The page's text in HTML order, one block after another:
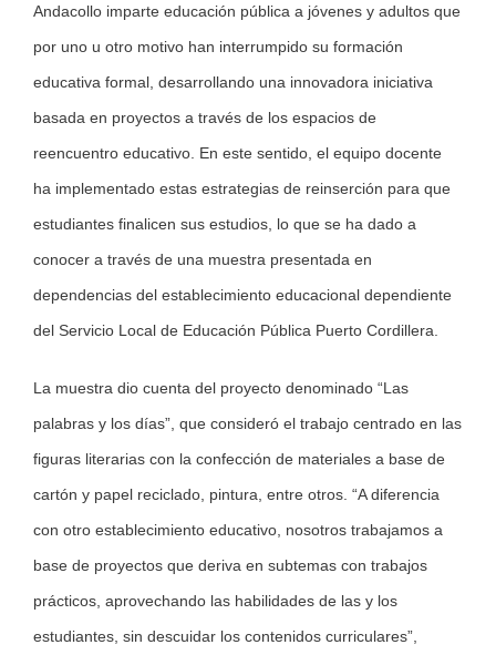
Andacollo imparte educación pública a jóvenes y adultos que
por uno u otro motivo han interrumpido su formación
educativa formal, desarrollando una innovadora iniciativa
basada en proyectos a través de los espacios de
reencuentro educativo. En este sentido, el equipo docente
ha implementado estas estrategias de reinserción para que
estudiantes finalicen sus estudios, lo que se ha dado a
conocer a través de una muestra presentada en
dependencias del establecimiento educacional dependiente
del Servicio Local de Educación Pública Puerto Cordillera.
La muestra dio cuenta del proyecto denominado “Las
palabras y los días”, que consideró el trabajo centrado en las
figuras literarias con la confección de materiales a base de
cartón y papel reciclado, pintura, entre otros. “A diferencia
con otro establecimiento educativo, nosotros trabajamos a
base de proyectos que deriva en subtemas con trabajos
prácticos, aprovechando las habilidades de las y los
estudiantes, sin descuidar los contenidos curriculares”,